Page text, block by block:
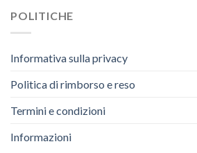
POLITICHE
Informativa sulla privacy
Politica di rimborso e reso
Termini e condizioni
Informazioni